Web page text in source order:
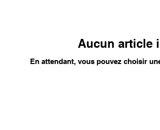
Aucun article
En attendant, vous pouvez choisir